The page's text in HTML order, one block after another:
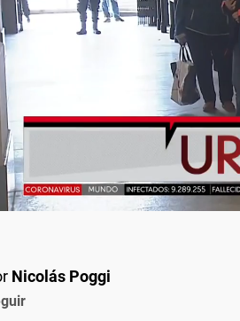
Nicolás Poggi